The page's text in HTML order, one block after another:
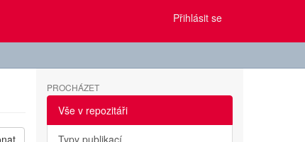
Přihlásit se
PROCHÁZET
Vše v repozitáři
Typy publikací